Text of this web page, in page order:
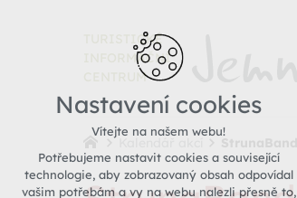
TURISTICKÉ
INFORMAČNÍ
CENTRUM
Nastavení cookies
Vítejte na našem webu!
Potřebujeme nastavit cookies a související
technologie, aby zobrazovaný obsah odpovídal
vašim potřebám a vy na webu nalezli přesně to,